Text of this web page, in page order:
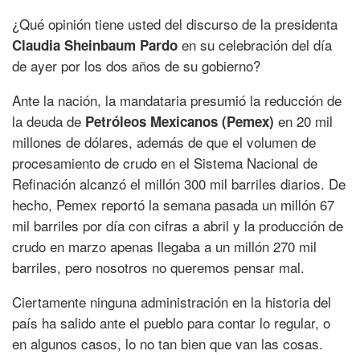
¿Qué opinión tiene usted del discurso de la presidenta
Claudia Sheinbaum Pardo en su celebración del día
de ayer por los dos años de su gobierno?
Ante la nación, la mandataria presumió la reducción de
la deuda de Petróleos Mexicanos (Pemex) en 20 mil
millones de dólares, además de que el volumen de
procesamiento de crudo en el Sistema Nacional de
Refinación alcanzó el millón 300 mil barriles diarios. De
hecho, Pemex reportó la semana pasada un millón 67
mil barriles por día con cifras a abril y la producción de
crudo en marzo apenas llegaba a un millón 270 mil
barriles, pero nosotros no queremos pensar mal.
Ciertamente ninguna administración en la historia del
país ha salido ante el pueblo para contar lo regular, o
en algunos casos, lo no tan bien que van las cosas.